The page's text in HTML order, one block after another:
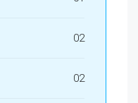
02
02